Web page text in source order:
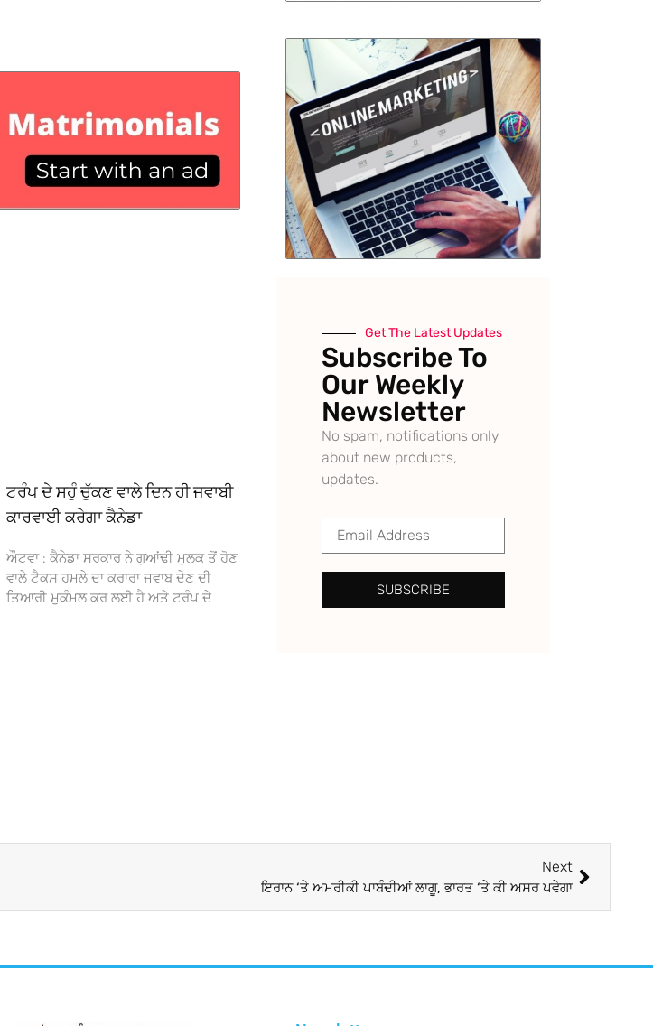
ਟਰੰਪ ਦੇ ਸਹੁੰ ਚੁੱਕਣ ਵਾਲੇ ਦਿਨ ਹੀ ਜਵਾਬੀ
ਕਾਰਵਾਈ ਕਰੇਗਾ ਕੈਨੇਡਾ
ਔਟਵਾ : ਕੈਨੇਡਾ ਸਰਕਾਰ ਨੇ ਗੁਆਂਢੀ ਮੁਲਕ ਤੋਂ ਹੋਣ
ਵਾਲੇ ਟੈਕਸ ਹਮਲੇ ਦਾ ਕਰਾਰਾ ਜਵਾਬ ਦੇਣ ਦੀ
ਤਿਆਰੀ ਮੁਕੰਮਲ ਕਰ ਲਈ ਹੈ ਅਤੇ ਟਰੰਪ ਦੇ
Get The Latest Updates
Subscribe To
Our Weekly
Newsletter
No spam, notifications only
about new products,
updates.
SUBSCRIBE
Next
ਇਰਾਨ ‘ਤੇ ਅਮਰੀਕੀ ਪਾਬੰਦੀਆਂ ਲਾਗੂ, ਭਾਰਤ ‘ਤੇ ਕੀ ਅਸਰ ਪਵੇਗਾ